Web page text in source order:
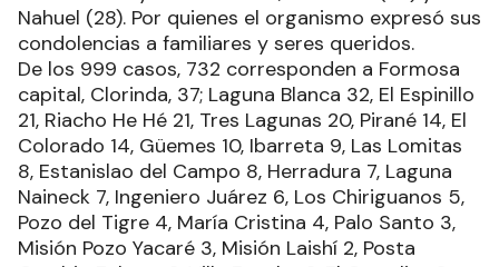
Nahuel (28). Por quienes el organismo expresó sus
condolencias a familiares y seres queridos.
De los 999 casos, 732 corresponden a Formosa
capital, Clorinda, 37; Laguna Blanca 32, El Espinillo
21, Riacho He Hé 21, Tres Lagunas 20, Pirané 14, El
Colorado 14, Güemes 10, Ibarreta 9, Las Lomitas
8, Estanislao del Campo 8, Herradura 7, Laguna
Naineck 7, Ingeniero Juárez 6, Los Chiriguanos 5,
Pozo del Tigre 4, María Cristina 4, Palo Santo 3,
Misión Pozo Yacaré 3, Misión Laishí 2, Posta